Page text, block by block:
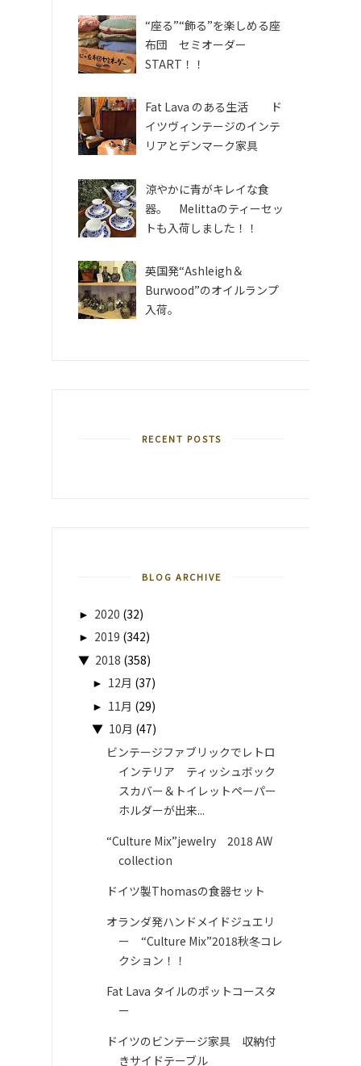
“座る”“飾る”を楽しめる座
布団 セミオーダー
START！！
Fat Lava のある生活 ド
イツヴィンテージのインテ
リアとデンマーク家具
涼やかに青がキレイな食
器。 Melittaのティーセッ
トも入荷しました！！
英国発“Ashleigh＆
Burwood”のオイルランプ
入荷。
RECENT POSTS
BLOG ARCHIVE
► 2020 (32)
► 2019 (342)
▼ 2018 (358)
► 12月 (37)
► 11月 (29)
▼ 10月 (47)
ビンテージファブリックでレトロ
インテリア ティッシュボック
スカバー＆トイレットペーパー
ホルダーが出来...
“Culture Mix”jewelry 2018 AW
collection
ドイツ製Thomasの食器セット
オランダ発ハンドメイドジュエリ
ー “Culture Mix”2018秋冬コレ
クション！！
Fat Lava タイルのポットコースタ
ー
ドイツのビンテージ家具 収納付
きサイドテーブル